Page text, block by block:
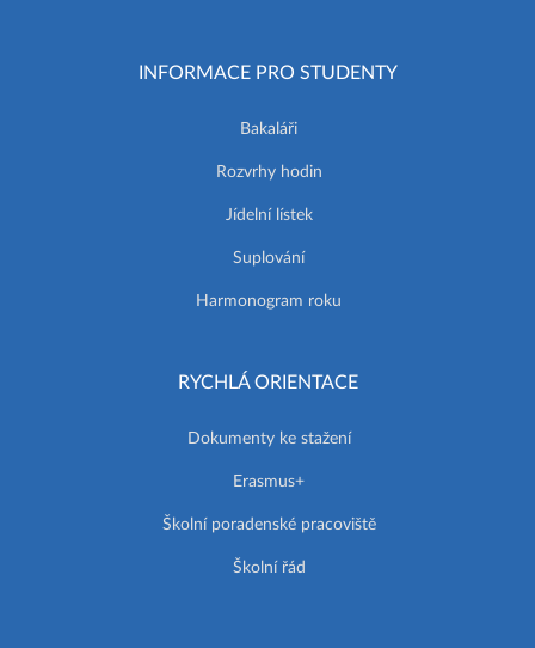
INFORMACE PRO STUDENTY
Bakaláři
Rozvrhy hodin
Jídelní lístek
Suplování
Harmonogram roku
RYCHLÁ ORIENTACE
Dokumenty ke stažení
Erasmus+
Školní poradenské pracoviště
Školní řád